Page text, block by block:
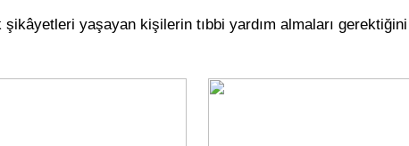
yaşayan kişilerin tıbbi yardım almaları gerektiğini